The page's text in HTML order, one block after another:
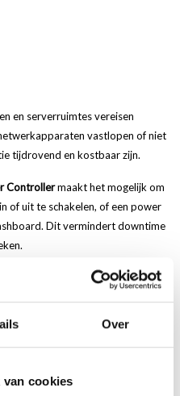
Over
van cookies
en serverruimtes vereisen
vastlopen of niet
tijdrovend en kostbaar zijn.
Controllermaakt het mogelijk om
of uit te schakelen, of een power
Dit vermindert downtime
MT-ecosysteem en werkt
Meraki-platform.
smart camera’s